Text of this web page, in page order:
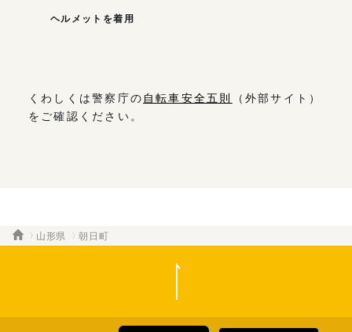
ヘルメットを着用
くわしくは警察庁の 自転車安全五則
（外部サイト）
をご確認ください。
山形県 朝日町